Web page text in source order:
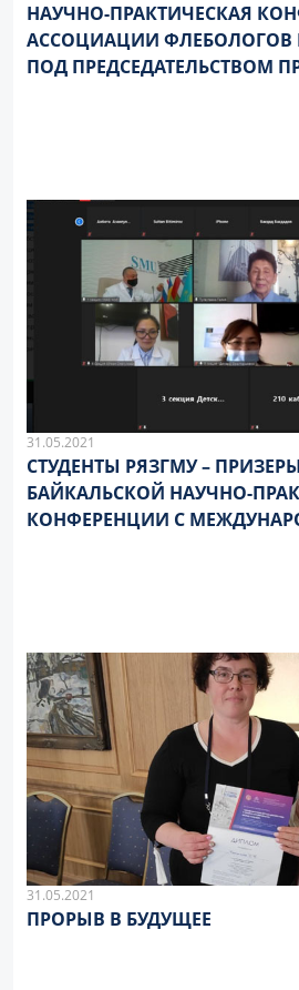
НАУЧНО-ПРАКТИЧЕСКАЯ
АССОЦИАЦИИ
ПОД ПРЕДСЕДАТЕЛЬСТВОМ
31.05.2021
СТУДЕНТЫ РЯЗГМУ –
БАЙКАЛЬСКОЙ НАУЧНО-
КОНФЕРЕНЦИИ С
31.05.2021
ПРОРЫВ В БУДУЩЕЕ